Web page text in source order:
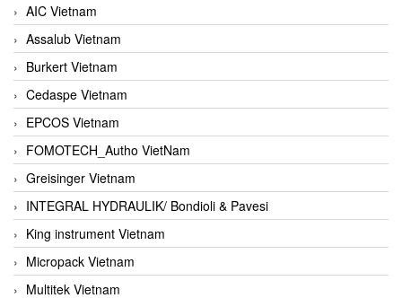
AIC Vietnam
Assalub Vietnam
Burkert Vietnam
Cedaspe Vietnam
EPCOS Vietnam
FOMOTECH_Autho VietNam
Greisinger Vietnam
INTEGRAL HYDRAULIK/ Bondioli & Pavesi
King instrument Vietnam
Micropack Vietnam
Multitek Vietnam